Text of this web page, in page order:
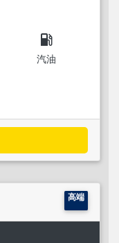
local_gas_station
汽油
高端